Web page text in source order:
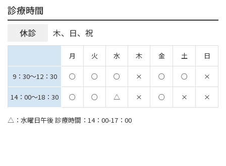
診療時間
休診 木、日、祝
月 火 水 木 金 土 日
9：30～12：30 ○ ○ ○ × ○ ○ ×
14：00～18：30 ○ ○ △ × ○ × ×
△：水曜日午後 診療時間：14：00-17：00